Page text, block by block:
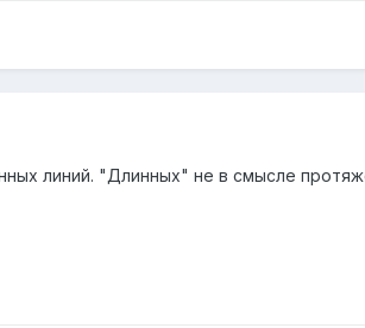
линий. "Длинных" не в смысле